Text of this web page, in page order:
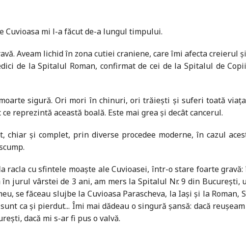
Cu­vioasa mi l-a făcut de-a lungul timpului.
Aveam lichid în zona cutiei craniene, care îmi afecta creierul
de la Spitalul Roman, confirmat de cei de la Spitalul de
sigură. Ori mori în chinuri, ori trăieşti şi suferi toată
reprezintă această boală. Este mai grea și decât cancerul.
chiar şi complet, prin diverse procedee moderne, în cazul
racla cu sfintele moaşte ale Cuvioasei, într-o stare foarte
jurul vârstei de 3 ani, am mers la Spitalul Nr. 9 din Bucureşti,
se făceau slujbe la Cuvioasa Parascheva, la Iaşi şi la
ca şi pierdut... Îmi mai dădeau o singură şansă: dacă
dacă mi s-ar fi pus o valvă.